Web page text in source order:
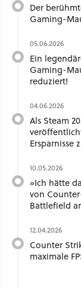
Der
Gaming-
05.06.2026
Ein
Gaming-
reduziert!
04.06.2026
Als Steam
Ersparnisse
10.05.2026
»Ich hätte
von
Battlefield
12.04.2026
Counter
maximale